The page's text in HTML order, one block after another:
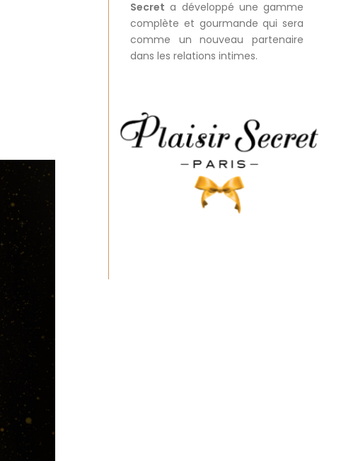
Secret a développé une gamme
complète et gourmande qui sera
comme un nouveau partenaire
dans les relations intimes.